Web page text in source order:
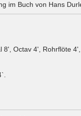
im Buch von Hans
8', Octav 4', Rohrflöte